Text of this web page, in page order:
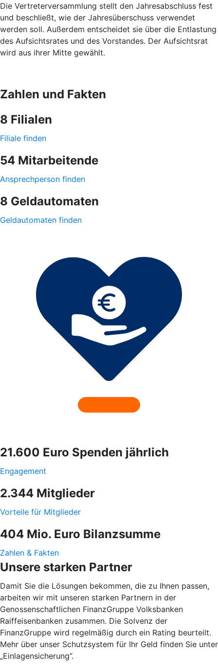
Die Vertreterversammlung stellt den Jahresabschluss fest
und beschließt, wie der Jahresüberschuss verwendet
werden soll. Außerdem entscheidet sie über die Entlastung
des Aufsichtsrates und des Vorstandes. Der Aufsichtsrat
wird aus ihrer Mitte gewählt.
Zahlen und Fakten
8 Filialen
Filiale finden
54 Mitarbeitende
Ansprechperson finden
8 Geldautomaten
Geldautomaten finden
21.600 Euro Spenden jährlich
Engagement
2.344 Mitglieder
Vorteile für Mitglieder
404 Mio. Euro Bilanzsumme
Zahlen & Fakten
Unsere starken Partner
Damit Sie die Lösungen bekommen, die zu Ihnen passen,
arbeiten wir mit unseren starken Partnern in der
Genossenschaftlichen FinanzGruppe Volksbanken
Raiffeisenbanken zusammen. Die Solvenz der
FinanzGruppe wird regelmäßig durch ein Rating beurteilt.
Mehr über unser Schutzsystem für Ihr Geld finden Sie unter
„Einlagensicherung”.